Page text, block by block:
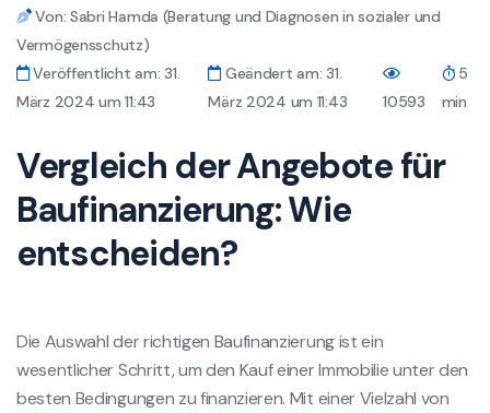
Von: Sabri Hamda (Beratung und Diagnosen in sozialer und
Vermögensschutz)
Veröffentlicht am: 31.
März 2024 um 11:43
Geändert am: 31.
März 2024 um 11:43
10593
5
min
Vergleich der Angebote für
Baufinanzierung: Wie
entscheiden?
Die Auswahl der richtigen Baufinanzierung ist ein
wesentlicher Schritt, um den Kauf einer Immobilie unter den
besten Bedingungen zu finanzieren. Mit einer Vielzahl von